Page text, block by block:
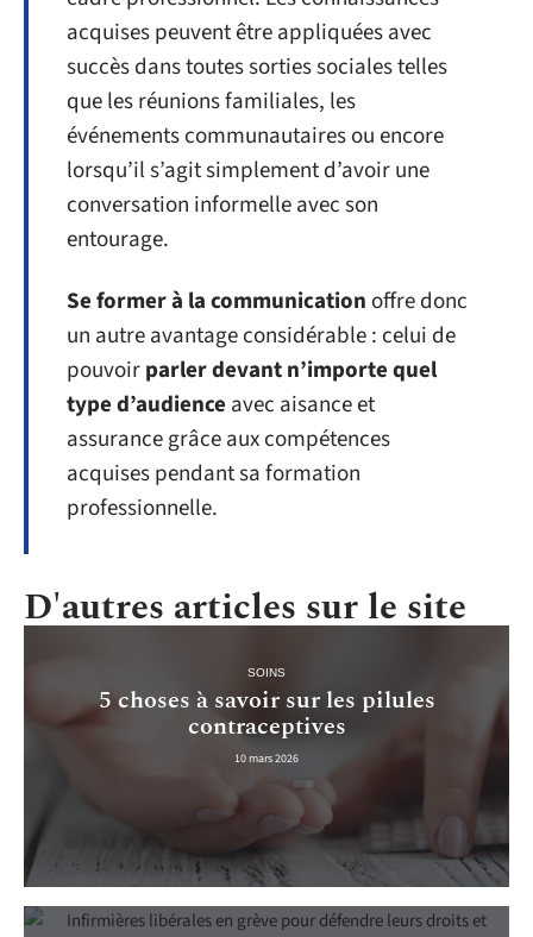
acquises peuvent être appliquées avec
succès dans toutes sorties sociales telles
que les réunions familiales, les
événements communautaires ou encore
lorsqu’il s’agit simplement d’avoir une
conversation informelle avec son
entourage.
Se former à la communication offre donc
un autre avantage considérable : celui de
pouvoirparler devant n’importe quel
type d’audience avec aisance et
assurance grâce aux compétences
acquises pendant sa formation
professionnelle.
D'autres articles sur le site
SOINS
5 choses à savoir sur les pilules
contraceptives
10 mars 2026